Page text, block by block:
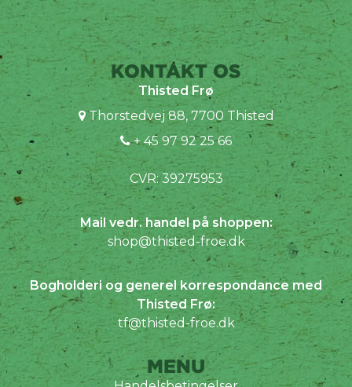
KONTAKT OS
Thisted Frø
Thorstedvej 88, 7700 Thisted
+ 45 97 92 25 66
CVR: 39275953
Mail vedr. handel på shoppen:
shop@thisted-froe.dk
Bogholderi og generel korrespondance med
Thisted Frø:
tf@thisted-froe.dk
MENU